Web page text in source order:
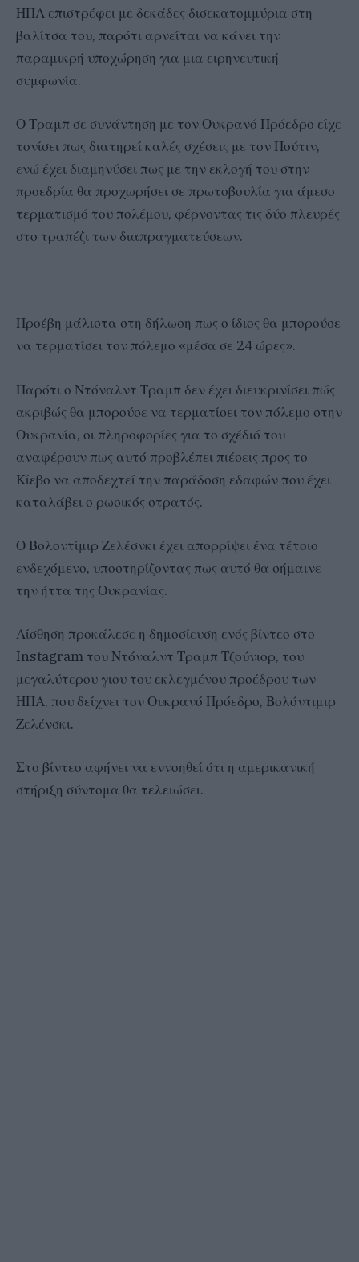
ΗΠΑ επιστρέφει με δεκάδες δισεκατομμύρια στη
βαλίτσα του, παρότι αρνείται να κάνει την
παραμικρή υποχώρηση για μια ειρηνευτική
συμφωνία.
Ο Τραμπ σε συνάντηση με τον Ουκρανό Πρόεδρο είχε
τονίσει πως διατηρεί καλές σχέσεις με τον Πούτιν,
ενώ έχει διαμηνύσει πως με την εκλογή του στην
προεδρία θα προχωρήσει σε πρωτοβουλία για άμεσο
τερματισμό του πολέμου, φέρνοντας τις δύο πλευρές
στο τραπέζι των διαπραγματεύσεων.
Προέβη μάλιστα στη δήλωση πως ο ίδιος θα μπορούσε
να τερματίσει τον πόλεμο «μέσα σε 24 ώρες».
Παρότι ο Ντόναλντ Τραμπ δεν έχει διευκρινίσει πώς
ακριβώς θα μπορούσε να τερματίσει τον πόλεμο στην
Ουκρανία, οι πληροφορίες για το σχέδιό του
αναφέρουν πως αυτό προβλέπει πιέσεις προς το
Κίεβο να αποδεχτεί την παράδοση εδαφών που έχει
καταλάβει ο ρωσικός στρατός.
Ο Βολοντίμιρ Ζελέσνκι έχει απορρίψει ένα τέτοιο
ενδεχόμενο, υποστηρίζοντας πως αυτό θα σήμαινε
την ήττα της Ουκρανίας.
Αίσθηση προκάλεσε η δημοσίευση ενός βίντεο στο
Instagram του Ντόναλντ Τραμπ Τζούνιορ, του
μεγαλύτερου γιου του εκλεγμένου προέδρου των
ΗΠΑ, που δείχνει τον Ουκρανό Πρόεδρο, Βολόντιμιρ
Ζελένσκι.
Στο βίντεο αφήνει να εννοηθεί ότι η αμερικανική
στήριξη σύντομα θα τελειώσει.